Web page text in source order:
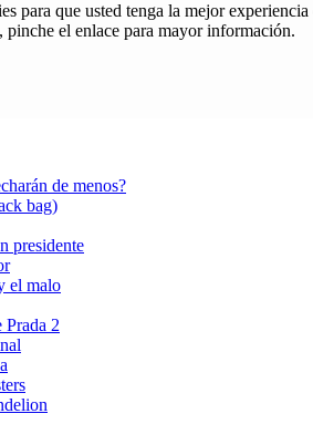
para que usted tenga la mejor
, pinche el enlace para mayor información.
de menos?
bag)
presidente
el malo
2